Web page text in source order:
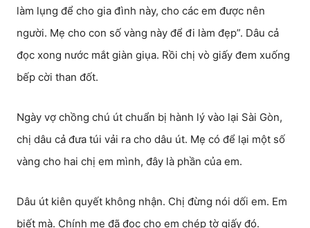
làm lụng để cho gia đình này, cho các em được nên
người. Mẹ cho con số vàng này để đi làm đẹp”. Dâu cả
đọc xong nước mắt giàn giụa. Rồi chị vò giấy đem xuống
bếp cời than đốt.
Ngày vợ chồng chú út chuẩn bị hành lý vào lại Sài Gòn,
chị dâu cả đưa túi vải ra cho dâu út. Mẹ có để lại một số
vàng cho hai chị em mình, đây là phần của em.
Dâu út kiên quyết không nhận. Chị đừng nói dối em. Em
biết mà. Chính mẹ đã đọc cho em chép tờ giấy đó.